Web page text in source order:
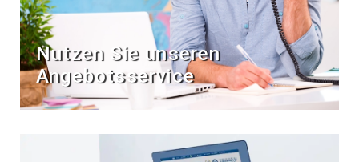
Nutzen Sie unseren
Angebotsservice